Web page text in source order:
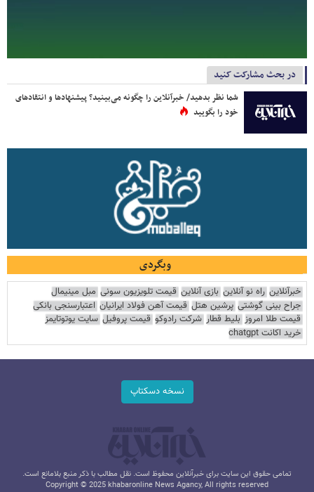
در بحث مشارکت کنید
شما نظر بدهید/ خبرآنلاین را چگونه می‌بینید؟ پیشنهادها و انتقادهای
خود را بگویید
وبگردی
خبرآنلاین راه نو آنلاین بازی آنلاین قیمت تلویزیون سونی مبل مینیمال
جراح بینی گوشتی پرشین هتل قیمت آهن فولاد ایرانیان اعتبارسنجی بانکی
قیمت طلا امروز بلیط قطار شرکت رادوکو قیمت پروفیل سایت یوتوتایمز
خرید اکانت chatgpt
نسخه دسکتاپ
تمامی حقوق این سایت برای خبرآنلاین محفوظ است. نقل مطالب با ذکر منبع بلامانع است.
Copyright © 2025 khabaronline News Agancy, All rights reserved